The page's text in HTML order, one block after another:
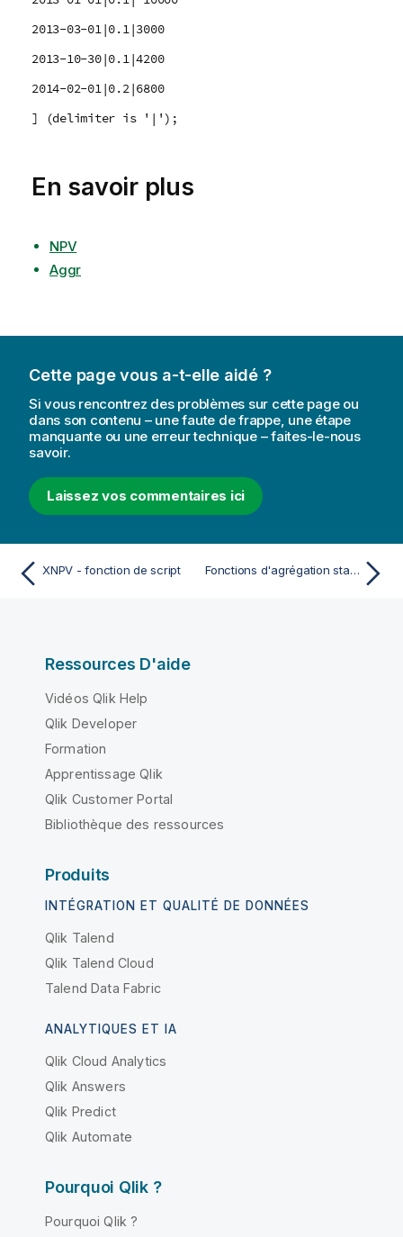
2013-03-01|0.1|3000
2013-10-30|0.1|4200
2014-02-01|0.2|6800
] (delimiter is '|');
En savoir plus
NPV
Aggr
Cette page vous a-t-elle aidé ?
Si vous rencontrez des problèmes sur cette page ou
dans son contenu – une faute de frappe, une étape
manquante ou une erreur technique – faites-le-nous
savoir.
Laissez vos commentaires ici
XNPV - fonction de script Fonctions d'agrégation statistiques
Ressources D'aide
Vidéos Qlik Help
Qlik Developer
Formation
Apprentissage Qlik
Qlik Customer Portal
Bibliothèque des ressources
Produits
INTÉGRATION ET QUALITÉ DE DONNÉES
Qlik Talend
Qlik Talend Cloud
Talend Data Fabric
ANALYTIQUES ET IA
Qlik Cloud Analytics
Qlik Answers
Qlik Predict
Qlik Automate
Pourquoi Qlik ?
Pourquoi Qlik ?